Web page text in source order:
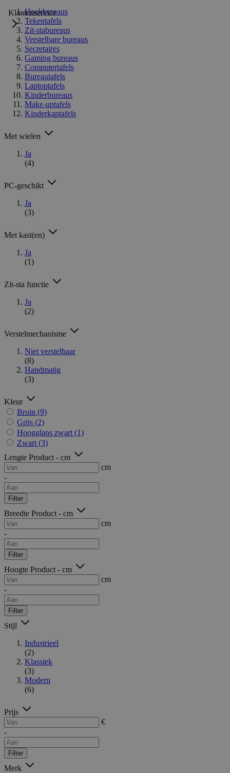
Klantenservice
Hoekbureaus
Tekentafels
Zit-stabureaus
Verstelbare bureaus
Secretaires
Gaming bureaus
Computertafels
Bureautafels
Laptoptafels
Kinderbureaus
Make-uptafels
Kinderkaptafels
Met wielen
Ja
(4)
PC-geschikt
Ja
(3)
Met kast(en)
Ja
(1)
Zit-sta functie
Ja
(2)
Verstelmechanisme
Niet verstelbaar
(8)
Handmatig
(3)
Kleur
Bruin (9)
Grijs (2)
Hoogglans zwart (1)
Zwart (3)
Lengte Product - cm
cm
-
Filter
Breedte Product - cm
cm
-
Filter
Hoogte Product - cm
cm
-
Filter
Stijl
Industrieel
(2)
Klassiek
(3)
Modern
(6)
Prijs
€
-
Filter
Merk